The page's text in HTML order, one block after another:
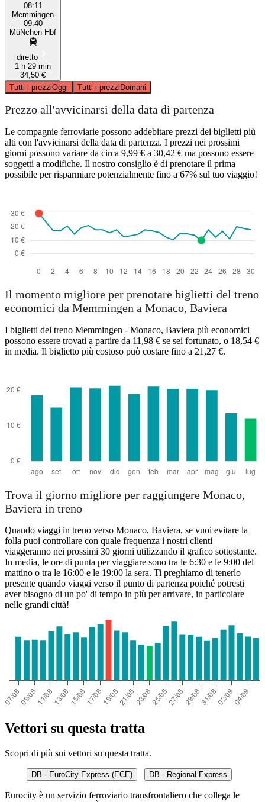
08:11
Memmingen
09:40
MüNchen Hbf
diretto
1 h 29 min
34,50 €
Tutti i prezziOggi Tutti i prezziDomani
Prezzo all'avvicinarsi della data di partenza
Le compagnie ferroviarie possono addebitare prezzi dei biglietti più
alti con l'avvicinarsi della data di partenza. I prezzi nei prossimi
giorni possono variare da circa 9,99 € a 30,42 € ma possono essere
soggetti a modifiche. Il nostro consiglio è di prenotare il prima
possibile per risparmiare potenzialmente fino a 67% sul tuo viaggio!
Il momento migliore per prenotare biglietti del treno
economici da Memmingen a Monaco, Baviera
I biglietti del treno Memmingen - Monaco, Baviera più economici
possono essere trovati a partire da 11,98 € se sei fortunato, o 18,54 €
in media. Il biglietto più costoso può costare fino a 21,27 €.
Trova il giorno migliore per raggiungere Monaco,
Baviera in treno
Quando viaggi in treno verso Monaco, Baviera, se vuoi evitare la
folla puoi controllare con quale frequenza i nostri clienti
viaggeranno nei prossimi 30 giorni utilizzando il grafico sottostante.
In media, le ore di punta per viaggiare sono tra le 6:30 e le 9:00 del
mattino o tra le 16:00 e le 19:00 la sera. Ti preghiamo di tenerlo
presente quando viaggi verso il punto di partenza poiché potresti
aver bisogno di un po' di tempo in più per arrivare, in particolare
nelle grandi città!
Vettori su questa tratta
Scopri di più sui vettori su questa tratta.
DB - EuroCity Express (ECE) DB - Regional Express
Eurocity è un servizio ferroviario transfrontaliero che collega le